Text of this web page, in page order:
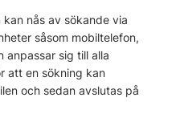
nås av sökande via
såsom mobiltelefon,
anpassar sig till alla
att en sökning kan
och sedan avslutas på